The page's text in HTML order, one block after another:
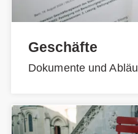
Geschäfte
Dokumente und